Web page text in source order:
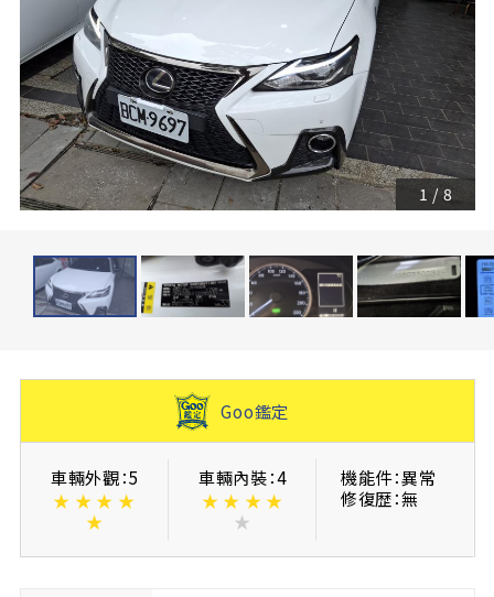
1 / 8
Goo鑑定
車輛外觀：5
★ ★ ★ ★
★
車輛內裝：4
★ ★ ★ ★
★
機能件：異常
修復歴：無